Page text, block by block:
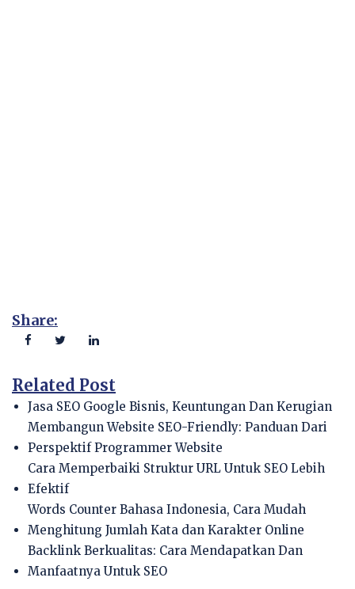
Share:
Related Post
Jasa SEO Google Bisnis, Keuntungan Dan Kerugian
Membangun Website SEO-Friendly: Panduan Dari
Perspektif Programmer Website
Cara Memperbaiki Struktur URL Untuk SEO Lebih
Efektif
Words Counter Bahasa Indonesia, Cara Mudah
Menghitung Jumlah Kata dan Karakter Online
Backlink Berkualitas: Cara Mendapatkan Dan
Manfaatnya Untuk SEO